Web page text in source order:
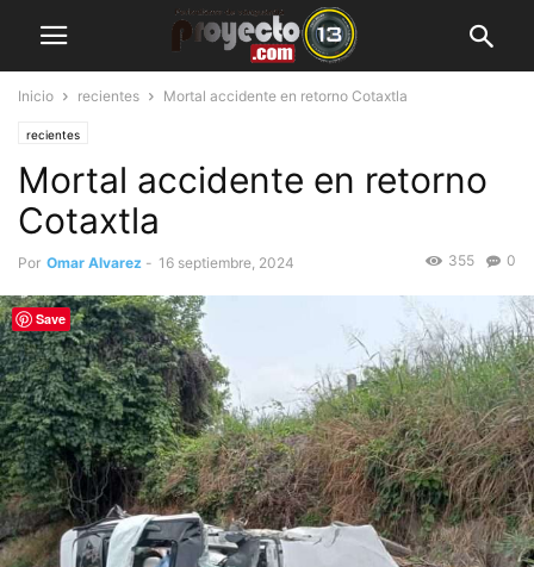
Inicio recientes Mortal accidente en retorno Cotaxtla
recientes
Mortal accidente en retorno
Cotaxtla
Por Omar Alvarez - 16 septiembre, 2024 0
355
Save